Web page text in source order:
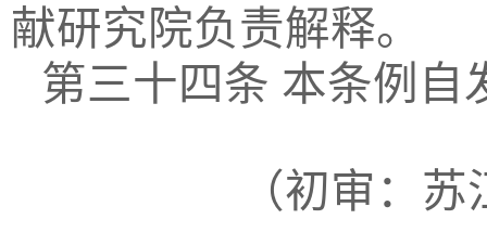
献研究院负责解释。
第三十四条 本条例自
（初审：苏